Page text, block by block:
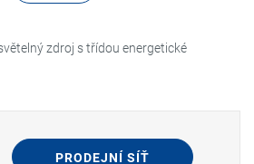
zdroj s třídou energetické
PRODEJNÍ SÍŤ